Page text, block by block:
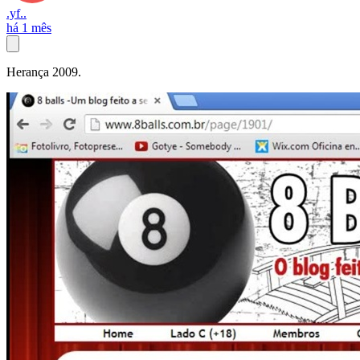
.yf..
há 1 mês
Herança 2009.